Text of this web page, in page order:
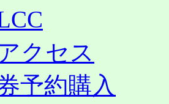
クセス
予約購入